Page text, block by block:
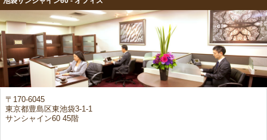
〒170-6045
東京都豊島区東池袋3-1-1
サンシャイン60 45階